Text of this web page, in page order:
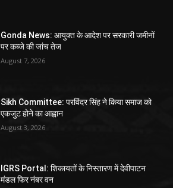
Gonda News: आयुक्त के आदेश पर सरकारी जमीनों
पर कब्जे की जांच तेज
August 7, 2026
Sikh Committee: परविंदर सिंह ने किया समाज को
एकजुट होने का आह्वान
August 3, 2026
IGRS Portal: शिकायतों के निस्तारण में देवीपाटन
मंडल फिर नंबर वन